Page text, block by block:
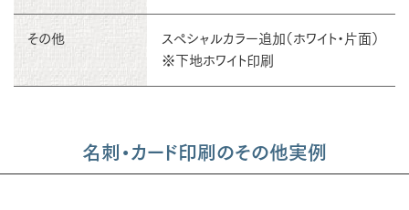
その他
スペシャルカラー追加（ホワイト・片面）
※下地ホワイト印刷
名刺・カード印刷のその他実例